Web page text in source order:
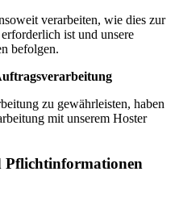
verarbeiten, wie dies zur
ist und unsere
befolgen.
zu gewährleisten, haben
mit unserem Hoster
Pflichtinformationen